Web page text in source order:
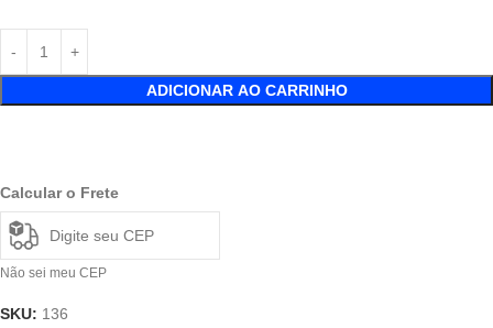
ADICIONAR AO CARRINHO
Calcular o Frete
Não sei meu CEP
SKU: 136